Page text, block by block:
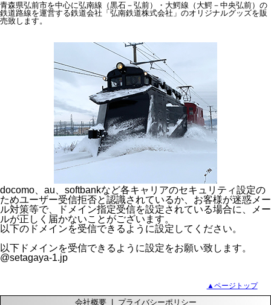
青森県弘前市を中心に弘南線（黒石－弘前）・大鰐線（大鰐－中央弘前）の
鉄道路線を運営する鉄道会社「弘南鉄道株式会社」のオリジナルグッズを販
売致します。
docomo、au、softbankなど各キャリアのセキュリティ設定の
ためユーザー受信拒否と認識されているか、お客様が迷惑メー
ル対策等で、ドメイン指定受信を設定されている場合に、メー
ルが正しく届かないことがございます。
以下のドメインを受信できるように設定してください。
以下ドメインを受信できるように設定をお願い致します。
@setagaya-1.jp
▲ページトップ
会社概要| プライバシーポリシー